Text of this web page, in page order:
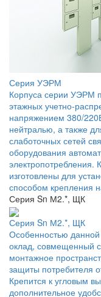
Серия УЭРМ
Корпуса серии УЭРМ
этажных учетно-
напряжением 380/
нейтралью, а также
слаботочных сетей
оборудования
изготовлены для
способом крепления
Серия Sn М2.*, ЩК
Серия Sn М2.*, ЩК
Особенностью
оклад, совмещенный
монтажное
защиты потребителя
Крепится к угловым
дополнительное